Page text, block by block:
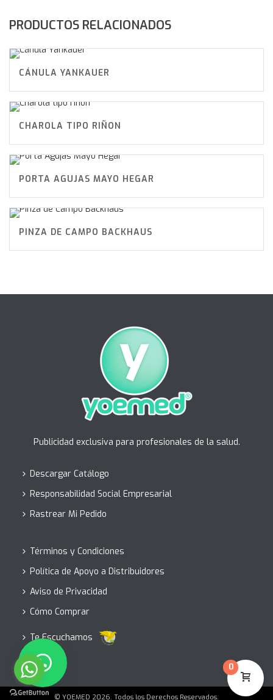
PRODUCTOS RELACIONADOS
CÁNULA YANKAUER
CHAROLA TIPO RIÑON
PORTA AGUJAS MAYO HEGAR
PINZA DE CAMPO BACKHAUS
Publicidad exclusiva para profesionales de la salud.
Descargar Catálogo
Responsabilidad Social Empresarial
Rastrear Mi Pedido
Términos y Condiciones
Política de Apoyo a Distribuidores
Aviso de Privacidad
Cómo Comprar
Te Escuchamos
© YOEMED 2026. Todos los Derechos Reservados.
0